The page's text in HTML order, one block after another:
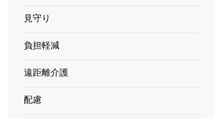
見守り
負担軽減
遠距離介護
配慮